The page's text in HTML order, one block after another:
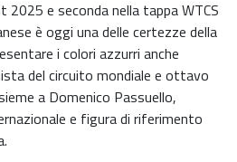
2025 e seconda nella tappa WTCS
è oggi una delle certezze della
i colori azzurri anche
del circuito mondiale e ottavo
a Domenico Passuello,
e figura di riferimento